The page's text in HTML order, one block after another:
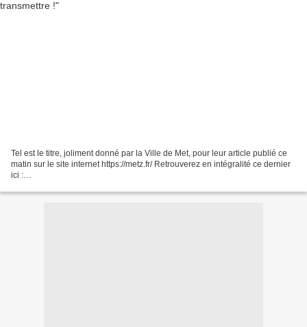
Tel est le titre, joliment donné par la Ville de Met, pour leur article publié ce
matin sur le site internet https://metz.fr/ Retrouverez en intégralité ce dernier
ici :
ve_en_lo...